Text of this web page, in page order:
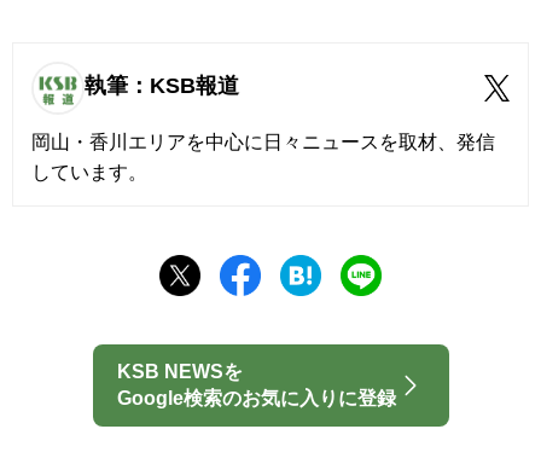
執筆：KSB報道
岡山・香川エリアを中心に日々ニュースを取材、発信
しています。
KSB NEWSを
Google検索のお気に入りに登録